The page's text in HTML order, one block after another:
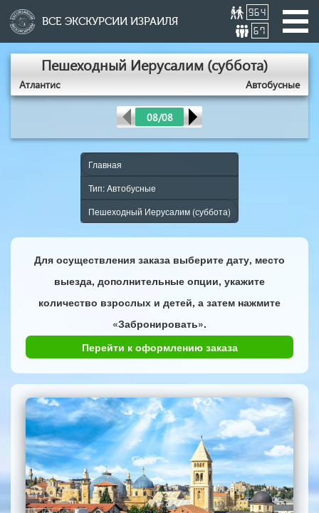
ВСЕ ЭКСКУРСИИ ИЗРАИЛЯ
964
67
Пешеходный Иерусалим (суббота)
Атлантис Aвтобусные
08/08
Главная
Тип: Aвтобусные
Пешеходный Иерусалим (суббота)
Для осуществления заказа выберите дату, место
выезда, дополнительные опции, укажите
количество взрослых и детей, а затем нажмите
«Забронировать».
Перейти к оформлению заказа